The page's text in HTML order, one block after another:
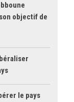
objectif de
le pays